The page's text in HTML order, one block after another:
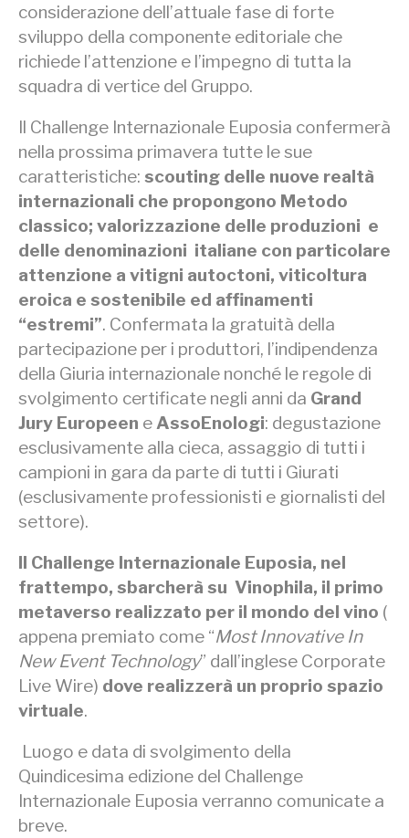
considerazione dell’attuale fase di forte
sviluppo della componente editoriale che
richiede l’attenzione e l’impegno di tutta la
squadra di vertice del Gruppo.
Il Challenge Internazionale Euposia confermerà
nella prossima primavera tutte le sue
caratteristiche: scouting delle nuove realtà
internazionali che propongono Metodo
classico; valorizzazione delle produzioni e
delle denominazioni italiane con particolare
attenzione a vitigni autoctoni, viticoltura
eroica e sostenibile ed affinamenti
“estremi”. Confermata la gratuità della
partecipazione per i produttori, l’indipendenza
della Giuria internazionale nonché le regole di
svolgimento certificate negli anni da Grand
Jury Europeen eAssoEnologi: degustazione
esclusivamente alla cieca, assaggio di tutti i
campioni in gara da parte di tutti i Giurati
(esclusivamente professionisti e giornalisti del
settore).
Il Challenge Internazionale Euposia, nel
frattempo, sbarcherà su Vinophila, il primo
metaverso realizzato per il mondo del vino (
appena premiato come “Most Innovative In
New Event Technology” dall’inglese Corporate
Live Wire) dove realizzerà un proprio spazio
virtuale.
Luogo e data di svolgimento della
Quindicesima edizione del Challenge
Internazionale Euposia verranno comunicate a
breve.